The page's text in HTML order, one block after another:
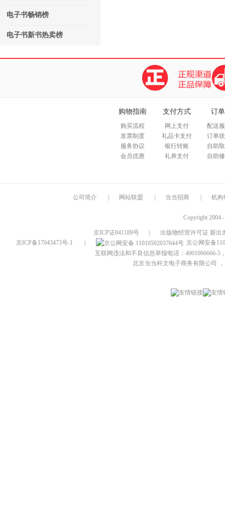
电子书畅销榜
电子书新书热卖榜
购物指南
购买流程
发票制度
服务协议
会员优惠
支付方式
网上支付
礼品卡支付
银行转账
礼券支付
订
配送
订单
自助
自助
公司简介 网站联盟 当当招商 机构
Copyright 2004
京ICP证041189号
出版物经营许可证 新出
京ICP备17043473号-1
京公网安备
互联网违法和不良信息举报电话：4001066666-5
北京当当科文电子商务有限公司